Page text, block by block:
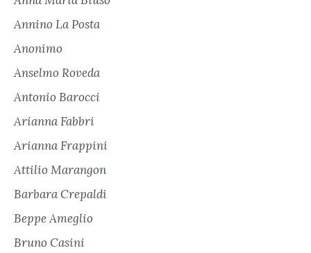
Annino La Posta
Anonimo
Anselmo Roveda
Antonio Barocci
Arianna Fabbri
Arianna Frappini
Attilio Marangon
Barbara Crepaldi
Beppe Ameglio
Bruno Casini